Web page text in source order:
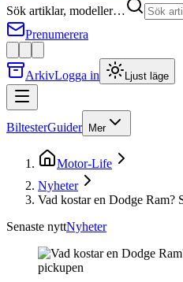
Sök artiklar, modeller…
Prenumerera
ArkivLogga in Ljust läge
BiltesterGuider Mer
Motor-Life
Nyheter
Vad kostar en Dodge
Senaste nyttNyheter